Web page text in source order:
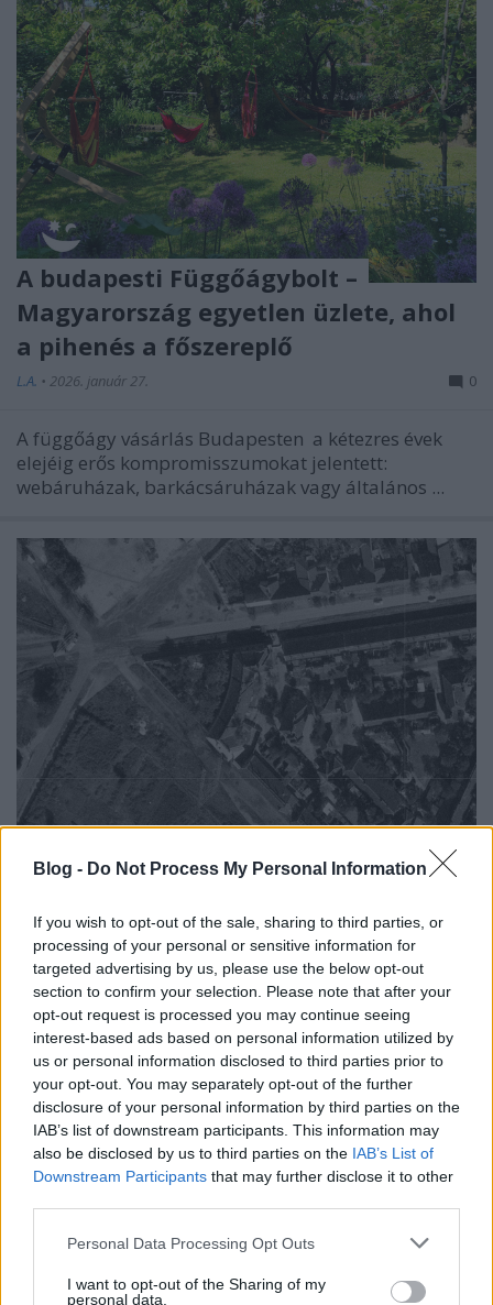
Blog - Do Not Process My Personal Information
If you wish to opt-out of the sale, sharing to third parties, or
processing of your personal or sensitive information for
targeted advertising by us, please use the below opt-out
section to confirm your selection. Please note that after your
opt-out request is processed you may continue seeing
interest-based ads based on personal information utilized by
us or personal information disclosed to third parties prior to
your opt-out. You may separately opt-out of the further
disclosure of your personal information by third parties on the
IAB’s list of downstream participants. This information may
also be disclosed by us to third parties on the IAB’s List of
Downstream Participants that may further disclose it to other
Please note that this website/app uses one or more Google
not limited to your visit or usage behaviour. You may click to
Personal Data Processing Opt Outs
I want to opt-out of the Sharing of my
personal data.
A budapesti Függőágybolt –
Magyarország egyetlen üzlete, ahol
a pihenés a főszereplő
L.A. • 2026. január 27. 0
Afüggőágy vásárlás Budapesten a kétezres évek
elejéig erős kompromisszumokat jelentett:
webáruházak, barkácsáruházak vagy általános ...
Nyomozzunk együtt!
L.A.• 2025. november 16.
UPDATE 2025. november 16. tehát újabb 5 év kellett,
hogy meglegyen a végleges hely.
Annyi történt, hogy ismét ránéztem afentrol.hu
mert nem ...
Mi legyen?
L.A.•2025. április 02.
ahogy anno készült, nem fog tovább menni, mert